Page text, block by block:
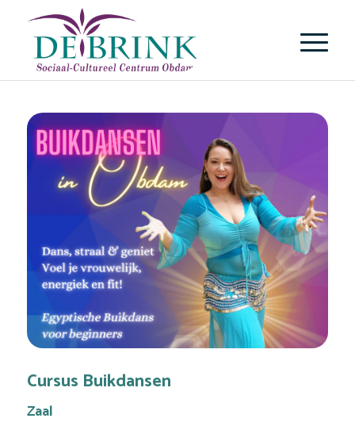
Cursus Buikdansen
Zaal